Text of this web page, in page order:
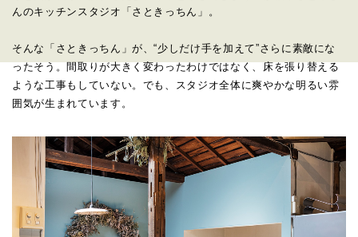
んのキッチンスタジオ「さときっちん」。
そんな「さときっちん」が、“少しだけ手を加えて”さらに素敵にな
ったそう。間取りが大きく変わったわけではなく、床を張り替える
ような工事もしていない。でも、スタジオ全体に爽やかな明るい雰
囲気が生まれています。